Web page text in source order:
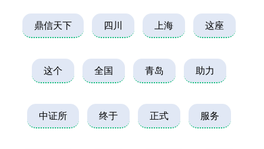
鼎信天下 四川 上海 这座
这个 全国 青岛 助力
中证所 终于 正式 服务